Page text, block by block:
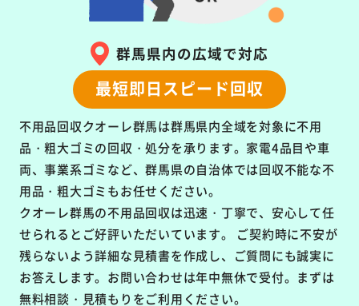
群馬県内の広域で対応
最短即日スピード回収
不用品回収クオーレ群馬は群馬県内全域を対象に不用
品・粗大ゴミの回収・処分を承ります。 家電4品目や車
両、事業系ゴミなど、群馬県の自治体では回収不能な不
用品・粗大ゴミもお任せください。
クオーレ群馬の不用品回収は迅速・丁寧で、安心して任
せられるとご好評いただいています。
ご契約時に不安が
残らないよう詳細な見積書を作成し、ご質問にも誠実に
お答えします。お問い合わせは年中無休で受付。まずは
無料相談・見積もりをご利用ください。